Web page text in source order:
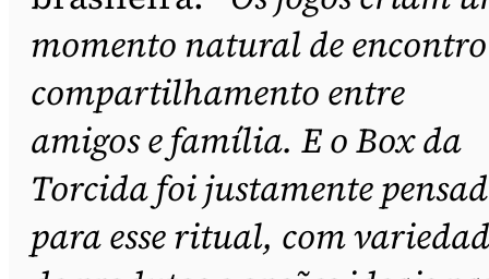
momento natural de
compartilhamento entre
amigos e família. E o Box da
Torcida foi justamente
para esse ritual, com